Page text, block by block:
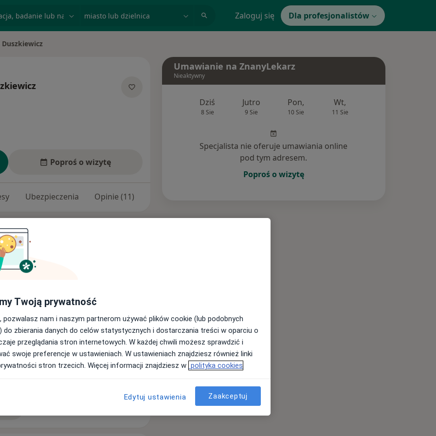
Zaloguj się Dla profesjonalistów
Duszkiewicz
Poproś o wizytę
Ubezpieczenia Opinie (11)
Wydziale Lekarskim Uniwersytetu
odbywałem w Miejskim Centrum
Poradni Stomatologicznej MCS oraz
zębów Zęby zatrzymane
Umawianie na ZnanyLekarz
Nieaktywny
Dziś
8 Sie
Jutro
9 Sie
Pon,
10 Sie
Wt,
11 Sie
Specjalista nie oferuje umawiania online
pod tym adresem.
Poproś o wizytę
Twoją prywatność
pozwalasz nam i naszym partnerom używać plików cookie (lub podobnych
do zbierania danych do celów statystycznych i dostarczania treści w oparciu o
przeglądania stron internetowych. W każdej chwili możesz sprawdzić i
swoje preferencje w ustawieniach. W ustawieniach znajdziesz również linki
stron trzecich. Więcej informacji znajdziesz w polityka cookies
Edytuj ustawienia Zaakceptuj